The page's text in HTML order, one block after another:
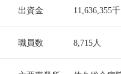
出資金 11,636,355
職員数 8,715人